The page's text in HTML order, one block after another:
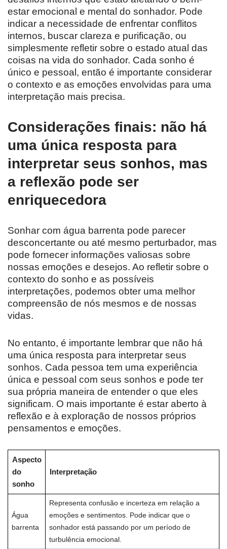
estar emocional e mental do sonhador. Pode
indicar a necessidade de enfrentar conflitos
internos, buscar clareza e purificação, ou
simplesmente refletir sobre o estado atual das
coisas na vida do sonhador. Cada sonho é
único e pessoal, então é importante considerar
o contexto e as emoções envolvidas para uma
interpretação mais precisa.
Considerações finais: não há
uma única resposta para
interpretar seus sonhos, mas
a reflexão pode ser
enriquecedora
Sonhar com água barrenta pode parecer
desconcertante ou até mesmo perturbador, mas
pode fornecer informações valiosas sobre
nossas emoções e desejos. Ao refletir sobre o
contexto do sonho e as possíveis
interpretações, podemos obter uma melhor
compreensão de nós mesmos e de nossas
vidas.
No entanto, é importante lembrar que não há
uma única resposta para interpretar seus
sonhos. Cada pessoa tem uma experiência
única e pessoal com seus sonhos e pode ter
sua própria maneira de entender o que eles
significam. O mais importante é estar aberto à
reflexão e à exploração de nossos próprios
pensamentos e emoções.
Aspecto
do
sonho
Interpretação
Água
barrenta
Representa confusão e incerteza em relação a
emoções e sentimentos. Pode indicar que o
sonhador está passando por um período de
turbulência emocional.